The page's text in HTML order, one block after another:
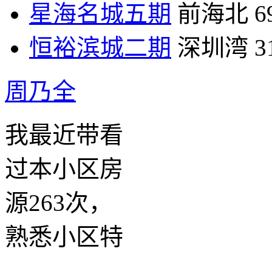
星海名城五期 前海北
恒裕滨城二期 深圳湾
周乃全
我最近带看
过本小区房
源263次，
熟悉小区特